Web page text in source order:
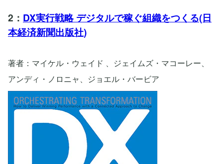
2： DX実行戦略 デジタルで稼ぐ組織をつくる(日
本経済新聞出版社)
著者：マイケル・ウェイド 、ジェイムズ・マコーレー、
アンディ・ノロニャ、ジョエル・バービア